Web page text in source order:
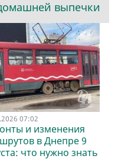
выпечки
07:02
и изменения
в Днепре 9
что нужно знать